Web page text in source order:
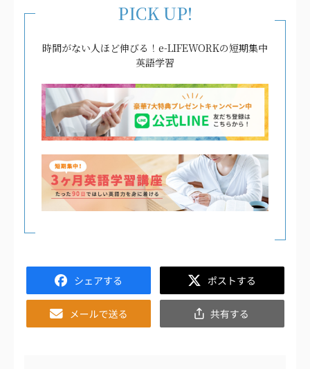
PICK UP!
時間がない人ほど伸びる！e-LIFEWORKの短期集中
英語学習
Facebook
Twitter
Email
共
有